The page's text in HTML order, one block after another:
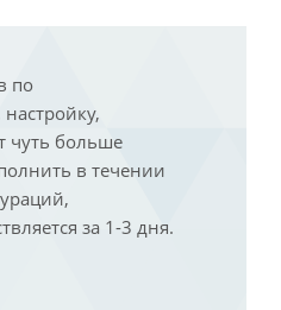
по
чуть больше
в течении
за 1-3 дня.